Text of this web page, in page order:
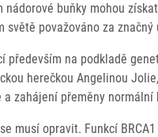
buňky mohou
světě považováno za
na podkladě
herečkou Angelinou
zahájení přeměny normální
musí opravit. Funkcí